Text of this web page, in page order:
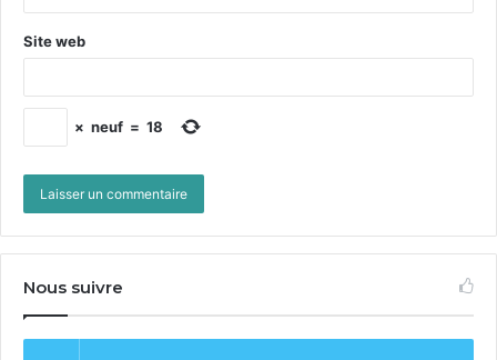
Site web
× neuf = 18
Nous suivre